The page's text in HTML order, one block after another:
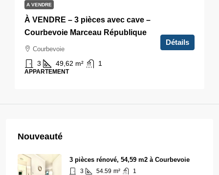
A VENDRE
À VENDRE – 3 pièces avec cave –
Courbevoie Marceau République
Courbevoie
3 49,62 m² 1
APPARTEMENT
Détails
Nouveauté
3 pièces rénové, 54,59 m2 à Courbevoie
3 54.59 m²
1